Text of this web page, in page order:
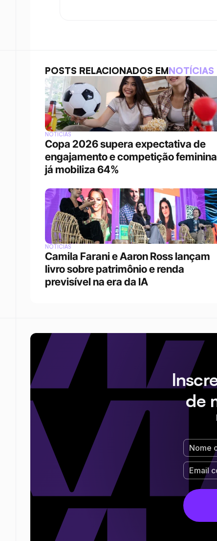
POSTS RELACIONADOS EMNOTÍCIAS
NOTÍCIAS
Copa 2026 supera expectativa de
engajamento e competição feminina
já mobiliza 64%
NOTÍCIAS
Camila Farani e Aaron Ross lançam
livro sobre patrimônio e renda
previsível na era da IA
de